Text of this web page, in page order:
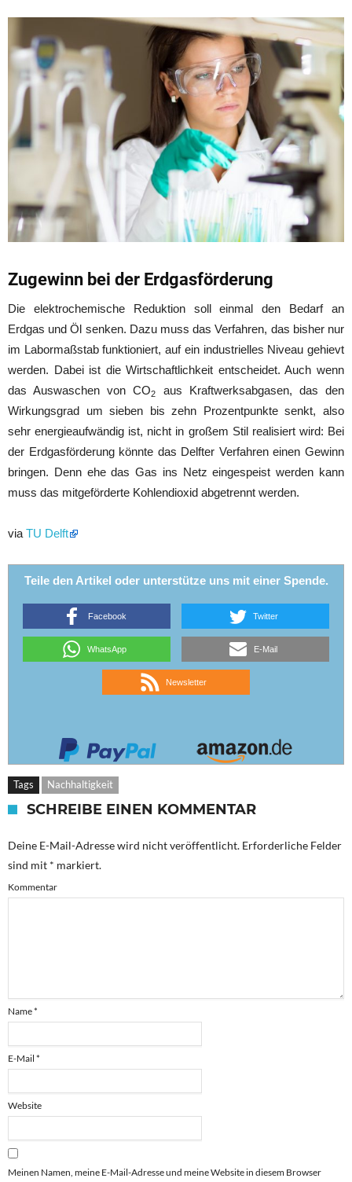
Zugewinn bei der Erdgasförderung
Die elektrochemische Reduktion soll einmal den Bedarf an
Erdgas und Öl senken. Dazu muss das Verfahren, das bisher nur
im Labormaßstab funktioniert, auf ein industrielles Niveau gehievt
werden. Dabei ist die Wirtschaftlichkeit entscheidet. Auch wenn
das Auswaschen von CO2
aus Kraftwerksabgasen, das den
Wirkungsgrad um sieben bis zehn Prozentpunkte senkt, also
sehr energieaufwändig ist, nicht in großem Stil realisiert wird: Bei
der Erdgasförderung könnte das Delfter Verfahren einen Gewinn
bringen. Denn ehe das Gas ins Netz eingespeist werden kann
muss das mitgeförderte Kohlendioxid abgetrennt werden.
via TU Delft
Teile den Artikel oder unterstütze uns mit einer Spende.
Facebook Twitter
WhatsApp E-Mail
Newsletter
Tags Nachhaltigkeit
SCHREIBE EINEN KOMMENTAR
Deine E-Mail-Adresse wird nicht veröffentlicht. Erforderliche Felder
sind mit * markiert.
Kommentar
Name*
E-Mail *
Website
Meinen Namen, meine E-Mail-Adresse und meine Website in diesem Browser